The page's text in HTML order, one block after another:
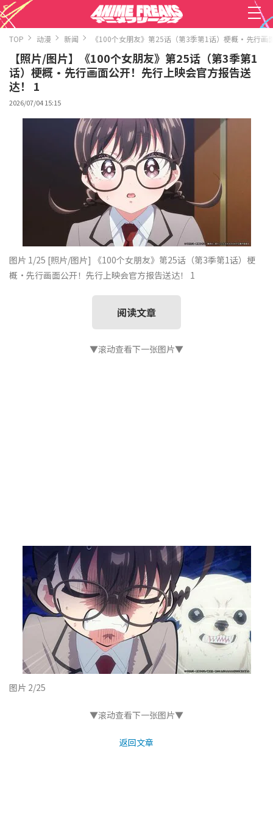
TOP 动漫 新闻 《100个女朋友》第25话（第3季第1话）梗概・先行
【照片/图片】《100个女朋友》第25话（第3季第1
话）梗概・先行画面公开！先行上映会官方报告送
达！ 1
2026/07/04 15:15
图片 1/25 [照片/图片] 《100个女朋友》第25话（第3季第1话）梗
概・先行画面公开！先行上映会官方报告送达！ 1
阅读文章
▼滚动查看下一张图片▼
图片 2/25
▼滚动查看下一张图片▼
返回文章